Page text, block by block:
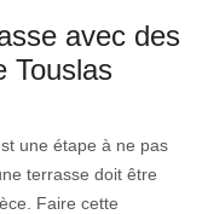
avec des
Touslas
une étape à ne pas
terrasse doit être
Faire cette